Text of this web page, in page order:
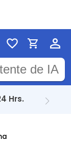
Hrs.